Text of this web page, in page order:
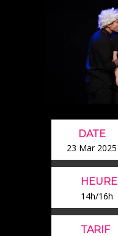
DATE
23 Mar 2025
HEURE
14h/16h
TARIF